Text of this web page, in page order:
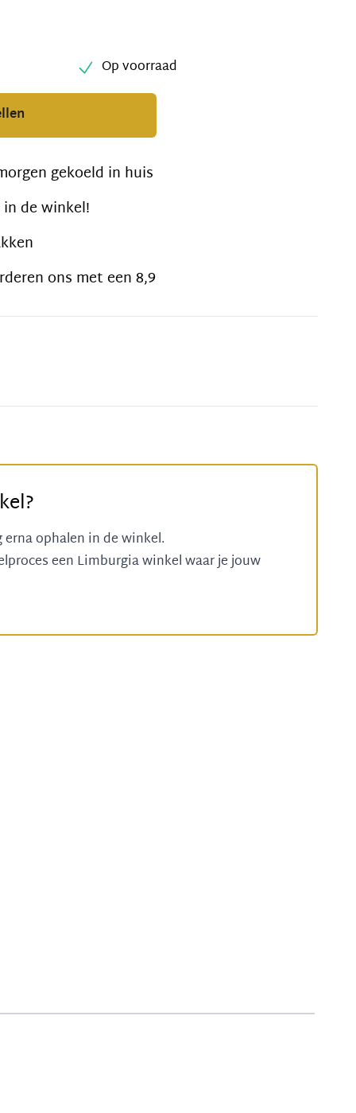
Op voorraad
gekoeld in huis
de winkel!
ons met een 8,9
ophalen in de winkel.
een Limburgia winkelwaar je jouw